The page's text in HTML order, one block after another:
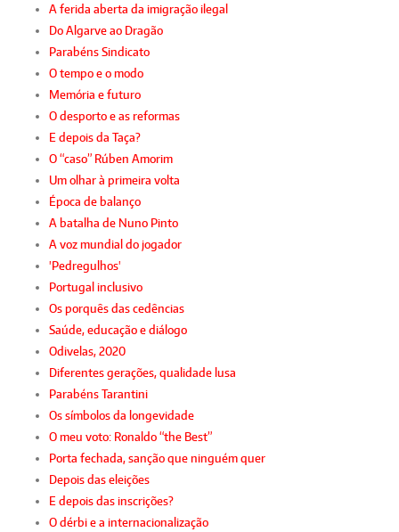
A ferida aberta da imigração ilegal
Do Algarve ao Dragão
Parabéns Sindicato
O tempo e o modo
Memória e futuro
O desporto e as reformas
E depois da Taça?
O “caso” Rúben Amorim
Um olhar à primeira volta
Época de balanço
A batalha de Nuno Pinto
A voz mundial do jogador
'Pedregulhos'
Portugal inclusivo
Os porquês das cedências
Saúde, educação e diálogo
Odivelas, 2020
Diferentes gerações, qualidade lusa
Parabéns Tarantini
Os símbolos da longevidade
O meu voto: Ronaldo “the Best”
Porta fechada, sanção que ninguém quer
Depois das eleições
E depois das inscrições?
O dérbi e a internacionalização